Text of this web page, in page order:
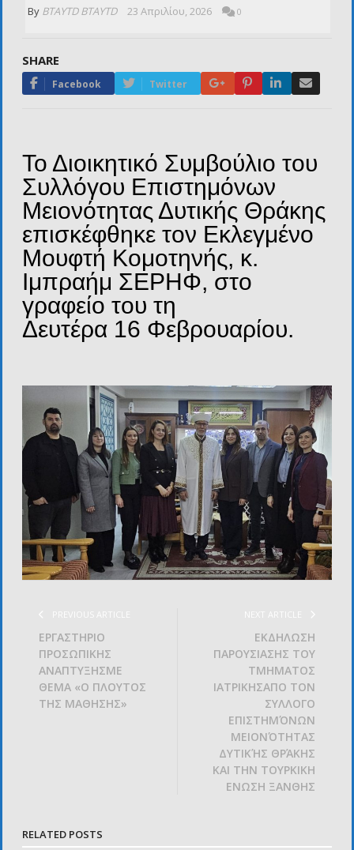
By BTAYTD BTAYTD 23 Απριλίου, 2026 0
SHARE
Facebook Twitter Google+PinterestLinkedIn
Το Διοικητικό Συμβούλιο του
Συλλόγου Επιστημόνων
Μειονότητας Δυτικής Θράκης
επισκέφθηκε τον Εκλεγμένο
Μουφτή Κομοτηνής, κ.
Ιμπραήμ ΣΕΡΗΦ, στο
γραφείο του τη
Δευτέρα 16 Φεβρουαρίου.
PREVIOUS ARTICLE
ΕΡΓΑΣΤΗΡΙΟ
ΠΡΟΣΩΠΙΚΗΣ
ΑΝΑΠΤΥΞΗΣΜΕ
ΘΕΜΑ «Ο ΠΛΟΥΤΟΣ
ΤΗΣ ΜΑΘΗΣΗΣ»
NEXT ARTICLE
ΕΚΔΗΛΩΣΗ
ΠΑΡΟΥΣΙΑΣΗΣ ΤΟΥ
ΤΜΗΜΑΤΟΣ
ΙΑΤΡΙΚΗΣΑΠΟ ΤΟΝ
ΣΥΛΛΟΓΟ
ΕΠΙΣΤΗΜΌΝΩΝ
ΜΕΙΟΝΌΤΗΤΑΣ
ΔΥΤΙΚΉΣ ΘΡΆΚΗΣ
ΚΑΙ ΤΗΝ ΤΟΥΡΚΙΚΗ
ΕΝΩΣΗ ΞΑΝΘΗΣ
RELATED POSTS